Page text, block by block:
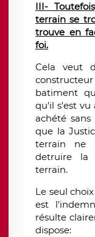
III-
terrain se
trouve en
foi.
Cela veut
batiment
qu'il s'est vu
achété
que la
terrain ne
detruire la
terrain.
Le seul
est
résulte
dispose: